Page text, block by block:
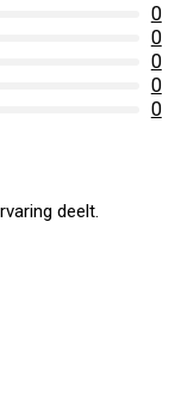
0
0
0
0
0
deelt.